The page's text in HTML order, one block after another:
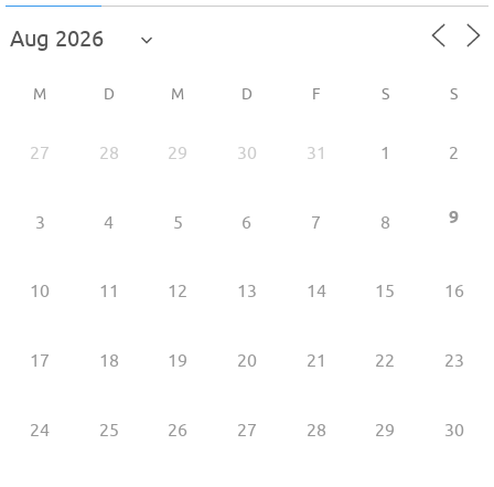
M D M D F S S
27 28 29 30 31 1 2
3 4 5 6 7 8 9
10 11 12 13 14 15 16
17 18 19 20 21 22 23
24 25 26 27 28 29 30